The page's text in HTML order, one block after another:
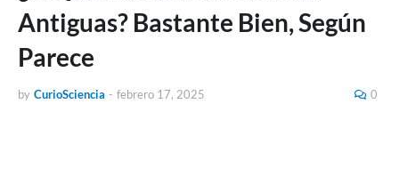
Antiguas? Bastante Bien, Según
Parece
by CurioSciencia - febrero 17, 2025 0